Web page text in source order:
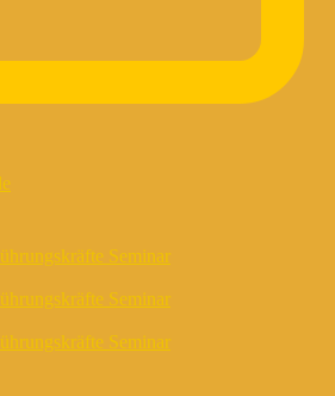
Seminar
Seminar
Seminar